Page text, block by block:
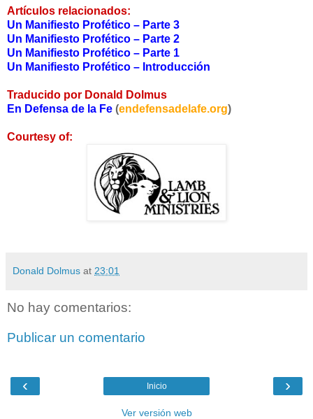
Artículos relacionados:
Un Manifiesto Profético – Parte 3
Un Manifiesto Profético – Parte 2
Un Manifiesto Profético – Parte 1
Un Manifiesto Profético – Introducción
Traducido por Donald Dolmus
En Defensa de la Fe (endefensadelafe.org)
Courtesy of:
Donald Dolmus at 23:01
No hay comentarios:
Publicar un comentario
‹ ›
Inicio
Ver versión web